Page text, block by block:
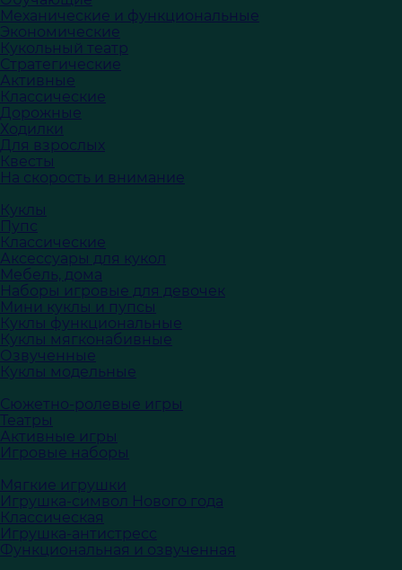
Механические и функциональные
Экономические
Кукольный театр
Стратегические
Активные
Классические
Дорожные
Ходилки
Для взрослых
Квесты
На скорость и внимание
Куклы
Пупс
Классические
Аксессуары для кукол
Мебель, дома
Наборы игровые для девочек
Мини куклы и пупсы
Куклы функциональные
Куклы мягконабивные
Озвученные
Куклы модельные
Сюжетно-ролевые игры
Театры
Активные игры
Игровые наборы
Мягкие игрушки
Игрушка-символ Нового года
Классическая
Игрушка-антистресс
Функциональная и озвученная